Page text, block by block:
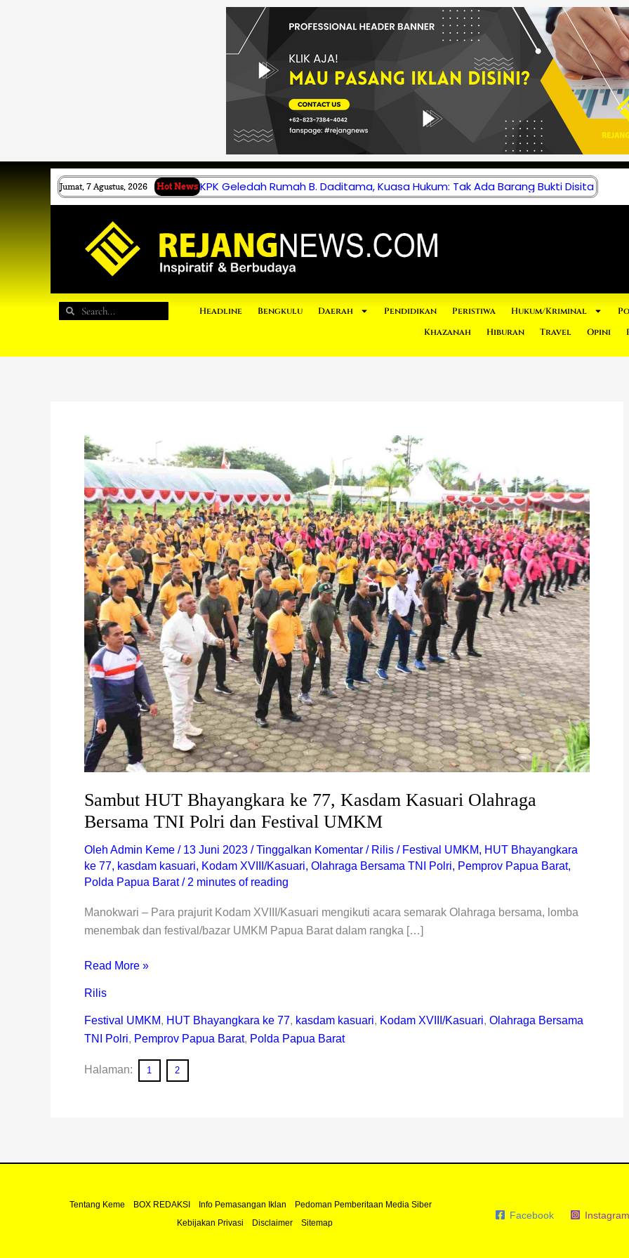
Jumat, 7 Agustus, 2026 Hot News KPK Geledah Rumah B. Daditama, Kuasa Hukum: Tak Ada Barang Bukti Disita
Search
Search Headline Bengkulu Daerah Pendidikan Peristiwa Hukum/Kriminal
Khazanah
Hiburan Travel Opini
Sambut HUT Bhayangkara ke 77, Kasdam Kasuari Olahraga
Bersama TNI Polri dan Festival UMKM
Oleh Admin Keme / 13 Juni 2023 /Tinggalkan Komentar / Rilis / Festival UMKM, HUT Bhayangkara
ke 77, kasdam kasuari, Kodam XVIII/Kasuari, Olahraga Bersama TNI Polri, Pemprov Papua Barat,
Polda Papua Barat/ 2 minutes of reading
Manokwari – Para prajurit Kodam XVIII/Kasuari mengikuti acara semarak Olahraga bersama, lomba
menembak dan festival/bazar UMKM Papua Barat dalam rangka […]
Sambut
HUT
Bhayangkara
ke
77,
Kasdam
Kasuari
Olahraga
Bersama
TNI
Polri
dan
Festival
UMKM
Read More »
Rilis
Festival UMKM, HUT Bhayangkara ke 77, kasdam kasuari, Kodam XVIII/Kasuari, Olahraga Bersama
TNI Polri, Pemprov Papua Barat, Polda Papua Barat
Halaman: 1 2
Tentang Keme BOX REDAKSI Info Pemasangan Iklan
Pedoman Pemberitaan Media Siber
Kebijakan Privasi
Disclaimer Sitemap
Facebook Instagram